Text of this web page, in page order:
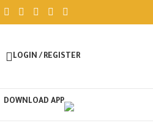
LOGIN / REGISTER